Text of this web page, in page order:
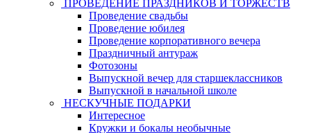
ПРОВЕДЕНИЕ ПРАЗДНИКОВ И ТОРЖЕСТВ
Проведение свадьбы
Проведение юбилея
Проведение корпоративного вечера
Праздничный антураж
Фотозоны
Выпускной вечер для старшеклассников
Выпускной в начальной школе
НЕСКУЧНЫЕ ПОДАРКИ
Интересное
Кружки и бокалы необычные